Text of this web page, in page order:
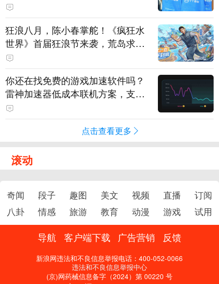
狂浪八月，陈小春掌舵！《疯狂水
世界》首届狂浪节来袭，荒岛求生
直播即将开启
你还在找免费的游戏加速软件吗？
雷神加速器低成本联机方案，支持
免费试用
点击查看更多
滚动
奇闻 段子 趣图 美文 视频 直播
订阅
八卦
情感 旅游 教育 动漫 游戏 试用
导航 客户端下载 广告营销 反馈
新浪网违法和不良信息举报电话：400-052-0066
违法和不良信息举报中心
(京)网药械信息备字（2024）第 00220 号